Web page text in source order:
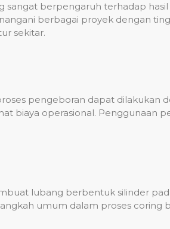
berpengaruh terhadap
berbagai proyek dengan
sekitar.
pengeboran dapat dilakukan
biaya operasional. Penggunaan
lubang berbentuk silinder
umum dalam proses coring